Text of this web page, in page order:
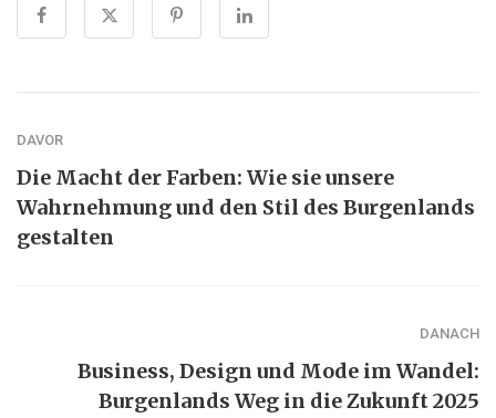
DAVOR
Die Macht der Farben: Wie sie unsere
Wahrnehmung und den Stil des Burgenlands
gestalten
DANACH
Business, Design und Mode im Wandel:
Burgenlands Weg in die Zukunft 2025